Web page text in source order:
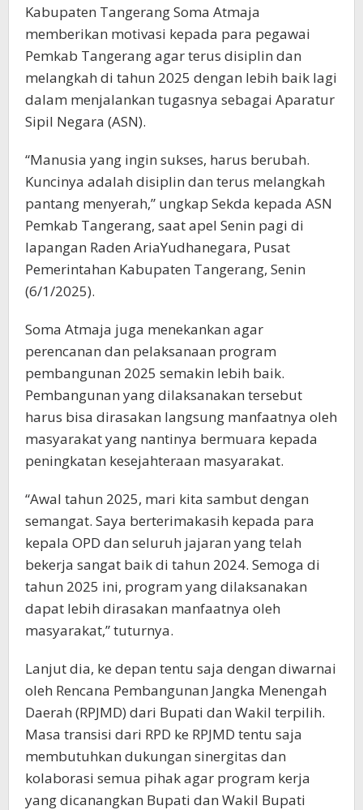
Kabupaten Tangerang Soma Atmaja
memberikan motivasi kepada para pegawai
Pemkab Tangerang agar terus disiplin dan
melangkah di tahun 2025 dengan lebih baik lagi
dalam menjalankan tugasnya sebagai Aparatur
Sipil Negara (ASN).
“Manusia yang ingin sukses, harus berubah.
Kuncinya adalah disiplin dan terus melangkah
pantang menyerah,” ungkap Sekda kepada ASN
Pemkab Tangerang, saat apel Senin pagi di
lapangan Raden AriaYudhanegara, Pusat
Pemerintahan Kabupaten Tangerang, Senin
(6/1/2025).
Soma Atmaja juga menekankan agar
perencanan dan pelaksanaan program
pembangunan 2025 semakin lebih baik.
Pembangunan yang dilaksanakan tersebut
harus bisa dirasakan langsung manfaatnya oleh
masyarakat yang nantinya bermuara kepada
peningkatan kesejahteraan masyarakat.
“Awal tahun 2025, mari kita sambut dengan
semangat. Saya berterimakasih kepada para
kepala OPD dan seluruh jajaran yang telah
bekerja sangat baik di tahun 2024. Semoga di
tahun 2025 ini, program yang dilaksanakan
dapat lebih dirasakan manfaatnya oleh
masyarakat,” tuturnya.
Lanjut dia, ke depan tentu saja dengan diwarnai
oleh Rencana Pembangunan Jangka Menengah
Daerah (RPJMD) dari Bupati dan Wakil terpilih.
Masa transisi dari RPD ke RPJMD tentu saja
membutuhkan dukungan sinergitas dan
kolaborasi semua pihak agar program kerja
yang dicanangkan Bupati dan Wakil Bupati